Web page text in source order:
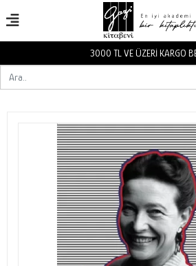
3000